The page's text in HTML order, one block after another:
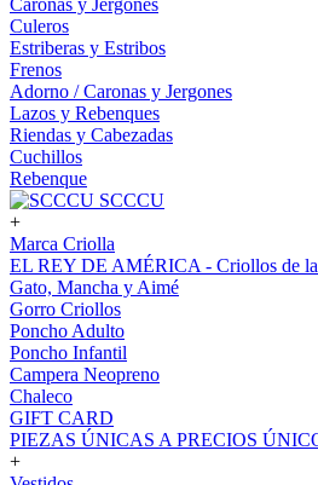
Caronas y Jergones
Culeros
Estriberas y Estribos
Frenos
Adorno / Caronas y Jergones
Lazos y Rebenques
Riendas y Cabezadas
Cuchillos
Rebenque
SCCCU
+
Marca Criolla
EL REY DE AMÉRICA - Criollos de
Gato, Mancha y Aimé
Gorro Criollos
Poncho Adulto
Poncho Infantil
Campera Neopreno
Chaleco
GIFT CARD
PIEZAS ÚNICAS A PRECIOS
+